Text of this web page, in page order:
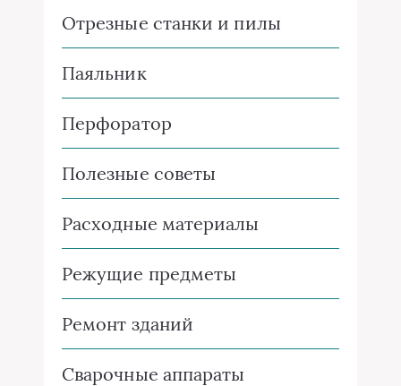
Отрезные станки и пилы
Паяльник
Перфоратор
Полезные советы
Расходные материалы
Режущие предметы
Ремонт зданий
Сварочные аппараты